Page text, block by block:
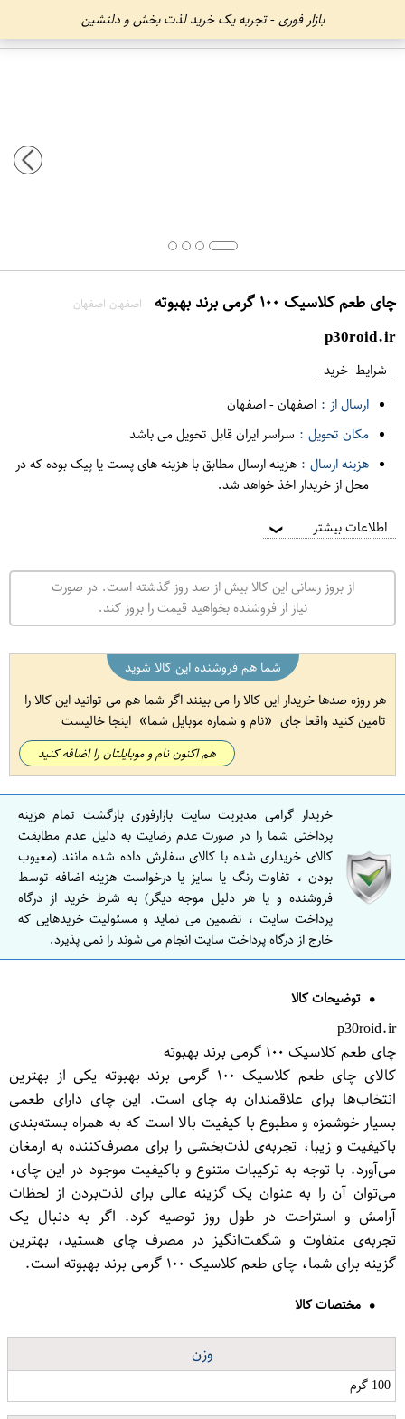
بازار فوری - تجربه یک خرید لذت بخش و دلنشین
چای طعم کلاسیک ۱۰۰ گرمی برند بهبوته اصفهان اصفهان
p30roid.ir
شرایط خرید
ارسال از : اصفهان-اصفهان
مکان تحویل : سراسر ایران قابل تحویل می باشد
هزینه ارسال : هزینه ارسال مطابق با هزینه های پست یا پیک بوده که در
محل از خریدار اخذ خواهد شد.
اطلاعات بیشتر ❯
از بروز رسانی این کالا بیش از صد روز گذشته است. در صورت
نیاز از فروشنده بخواهید قیمت را بروز کند.
شما هم فروشنده این کالا شوید
هر روزه صدها خریدار این کالا را می بینند اگر شما هم می توانید این کالا را
تامین کنید واقعا جای
نام و شماره موبایل شما اینجا خالیست
هم اکنون نام و موبایلتان را اضافه کنید
خریدار گرامی مدیریت سایت بازارفوری بازگشت تمام هزینه
پرداختی شما را در صورت عدم رضایت به دلیل عدم مطابقت
کالای خریداری شده با کالای سفارش داده شده مانند (معیوب
بودن ، تفاوت رنگ یا سایز یا درخواست هزینه اضافه توسط
فروشنده و یا هر دلیل موجه دیگر) به شرط خرید از درگاه
پرداخت سایت ، تضمین می نماید و مسئولیت خریدهایی که
خارج از درگاه پرداخت سایت انجام می شوند را نمی پذیرد.
توضیحات کالا
p30roid.ir
چای طعم کلاسیک ۱۰۰ گرمی برند بهبوته
کالای چای طعم کلاسیک ۱۰۰ گرمی برند بهبوته یکی از بهترین
انتخاب‌ها برای علاقمندان به چای است. این چای دارای طعمی
بسیار خوشمزه و مطبوع با کیفیت بالا است که به همراه بسته‌بندی
باکیفیت و زیبا، تجربه‌ی لذت‌بخشی را برای مصرف‌کننده به ارمغان
می‌آورد. با توجه به ترکیبات متنوع و باکیفیت موجود در این چای،
می‌توان آن را به عنوان یک گزینه عالی برای لذت‌بردن از لحظات
آرامش و استراحت در طول روز توصیه کرد. اگر به دنبال یک
تجربه‌ی متفاوت و شگفت‌انگیز در مصرف چای هستید، بهترین
گزینه برای شما، چای طعم کلاسیک ۱۰۰ گرمی برند بهبوته است.
مختصات کالا
وزن
100 گرم